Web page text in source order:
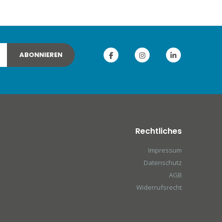
ABONNIEREN
Rechtliches
Impressum
Datenschutz
AGB
Widerrufsrecht